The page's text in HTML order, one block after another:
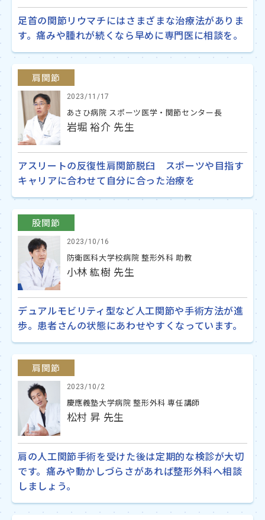
足首の関節リウマチにはさまざまな治療法がありま
す。痛みや腫れが続くなら早めに専門医に相談を。
肩関節
2023/11/17
あさひ病院 スポーツ医学・関節センター長
岩堀 裕介 先生
アスリートの反復性肩関節脱臼 スポーツや目指す
キャリアに合わせて自分に合った治療を
股関節
2023/10/16
防衛医科大学校病院 整形外科 助教
小林 紘樹 先生
デュアルモビリティ型など人工関節や手術方法が進
歩。患者さんの状態にあわせやすくなっています。
肩関節
2023/10/2
慶應義塾大学病院 整形外科 専任講師
松村 昇 先生
肩の人工関節手術を受けた後は定期的な検診が大切
です。痛みや動かしづらさがあれば整形外科へ相談
しましょう。